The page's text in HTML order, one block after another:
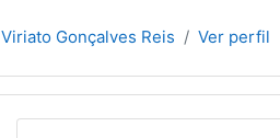
Viriato Gonçalves Reis Ver perfil